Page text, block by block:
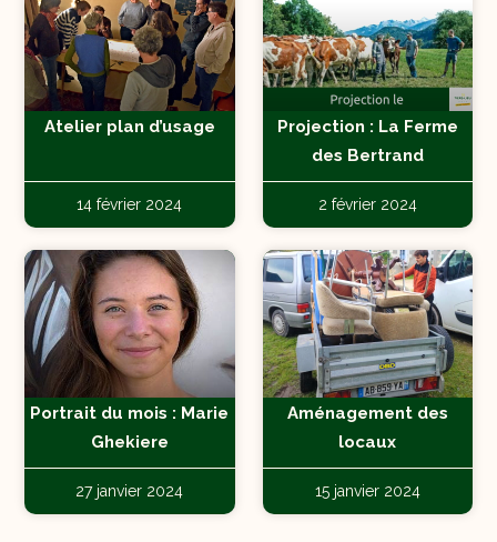
Atelier plan d’usage
14 février 2024
Projection : La Ferme
des Bertrand
2 février 2024
Portrait du mois : Marie
Ghekiere
27 janvier 2024
Aménagement des
locaux
15 janvier 2024